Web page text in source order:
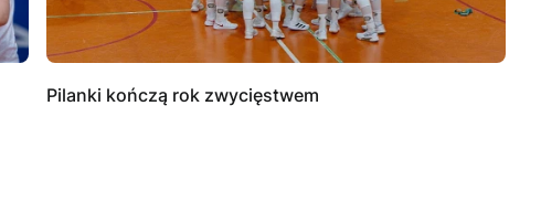
Pilanki kończą rok zwycięstwem